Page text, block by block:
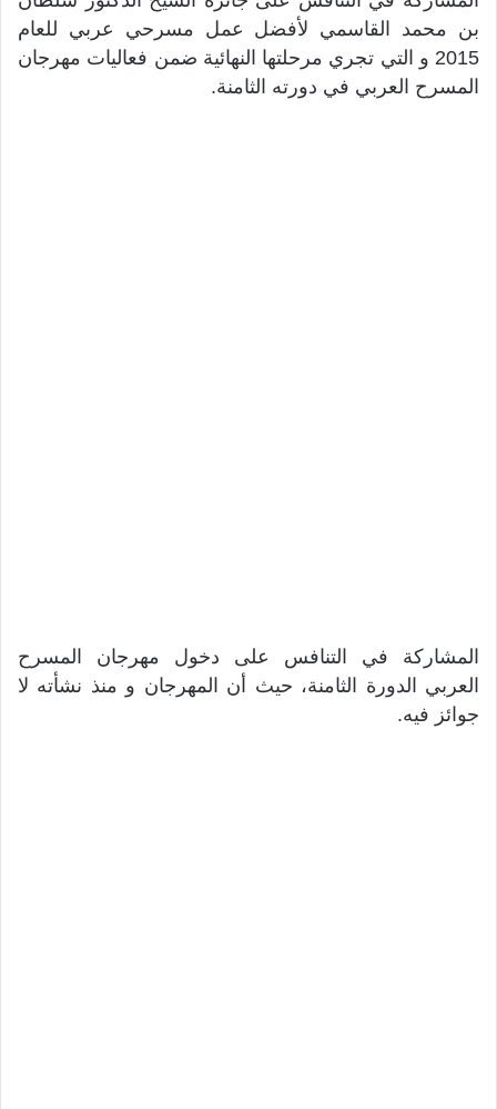
بن محمد القاسمي لأفضل عمل مسرحي عربي للعام
2015 و التي تجري مرحلتها النهائية ضمن فعاليات مهرجان
المسرح العربي في دورته الثامنة.
المشاركة في التنافس على دخول مهرجان المسرح
العربي الدورة الثامنة، حيث أن المهرجان و منذ نشأته لا
جوائز فيه.